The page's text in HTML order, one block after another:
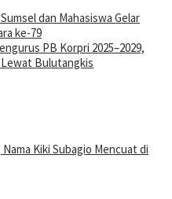
dan Mahasiswa Gelar
ke-79
PB Korpri 2025–2029,
Bulutangkis
Kiki Subagio Mencuat di